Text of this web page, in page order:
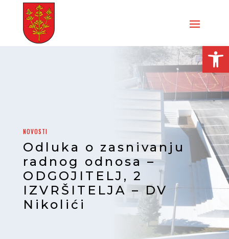
NOVOSTI
Odluka o zasnivanju
radnog odnosa –
ODGOJITELJ, 2
IZVRŠITELJA – DV
Nikolići